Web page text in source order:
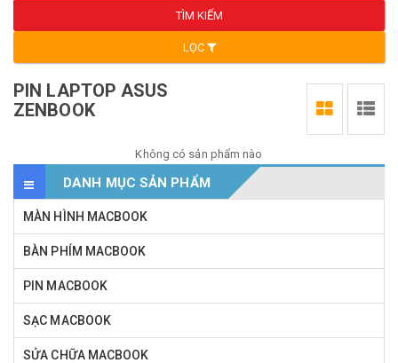
TÌM KIẾM
LỌC
PIN LAPTOP ASUS
ZENBOOK
Không có sản phẩm nào
DANH MỤC SẢN PHẨM
MÀN HÌNH MACBOOK
BÀN PHÍM MACBOOK
PIN MACBOOK
SẠC MACBOOK
SỬA CHỮA MACBOOK